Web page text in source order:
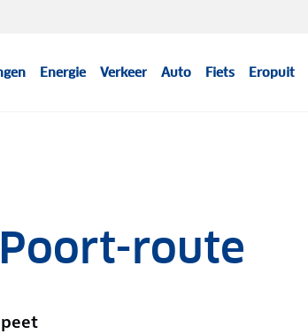
Energie Verkeer Auto Fiets Eropuit
route